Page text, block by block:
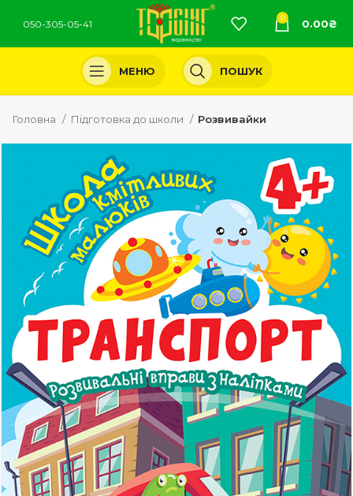
050-305-05-41
0 0.00₴
МЕНЮ ПОШУК
Головна Підготовка до школи Розвивайки